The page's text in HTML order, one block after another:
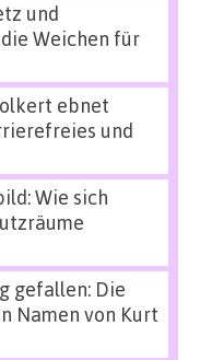
und
Weichen für
ebnet
und
Wie sich
gefallen: Die
Namen von Kurt